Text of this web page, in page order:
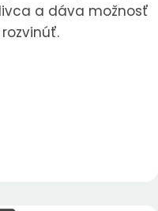
a dáva možnosť